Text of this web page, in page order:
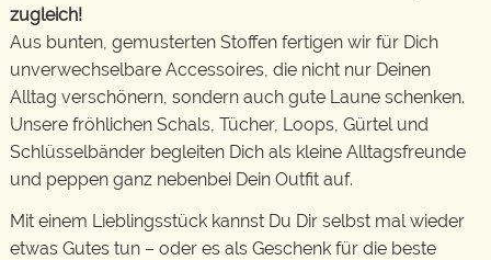
zugleich!
Aus bunten, gemusterten Stoffen fertigen wir für Dich
unverwechselbare Accessoires, die nicht nur Deinen
Alltag verschönern, sondern auch gute Laune schenken.
Unsere fröhlichen Schals, Tücher, Loops, Gürtel und
Schlüsselbänder begleiten Dich als kleine Alltagsfreunde
und peppen ganz nebenbei Dein Outfit auf.
Mit einem Lieblingsstück kannst Du Dir selbst mal wieder
etwas Gutes tun – oder es als Geschenk für die beste